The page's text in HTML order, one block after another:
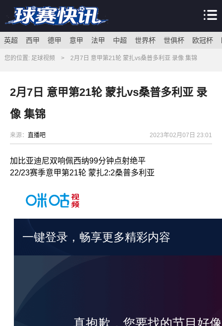
英超 西甲 德甲 意甲 法甲 中超 世界杯 世俱杯 欧冠杯
您的位置: 足球视频 > 2月7日 意甲第21轮 蒙扎vs桑普多利亚 录像 集锦
2月7日 意甲第21轮 蒙扎vs桑普多利亚 录
像 集锦
来源： 直播吧 2023年02月07日 23:01
加比亚迪尼双响佩西纳99分钟点射绝平
22/23赛季意甲第21轮 蒙扎2:2桑普多利亚